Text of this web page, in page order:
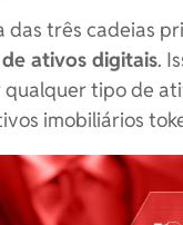
das três cadeias
ativos digitais.
tipo de
imobiliários